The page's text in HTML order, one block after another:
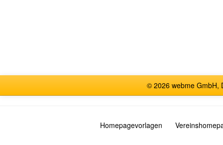
© 2026 webme GmbH,
Homepagevorlagen